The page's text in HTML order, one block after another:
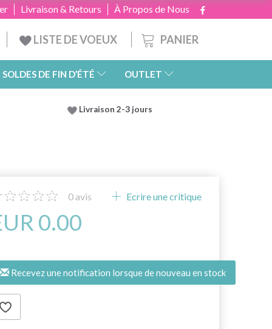
À Propos de Nous
Livraison & Retours
PANIER
LISTE DE VOEUX
SOLDES DE FIN D’ÉTÉ OUTLET
Livraison 2-3 jours
0 avis Ecrire une critique
0.00
Recevez une notification lorsque de nouveau en stock